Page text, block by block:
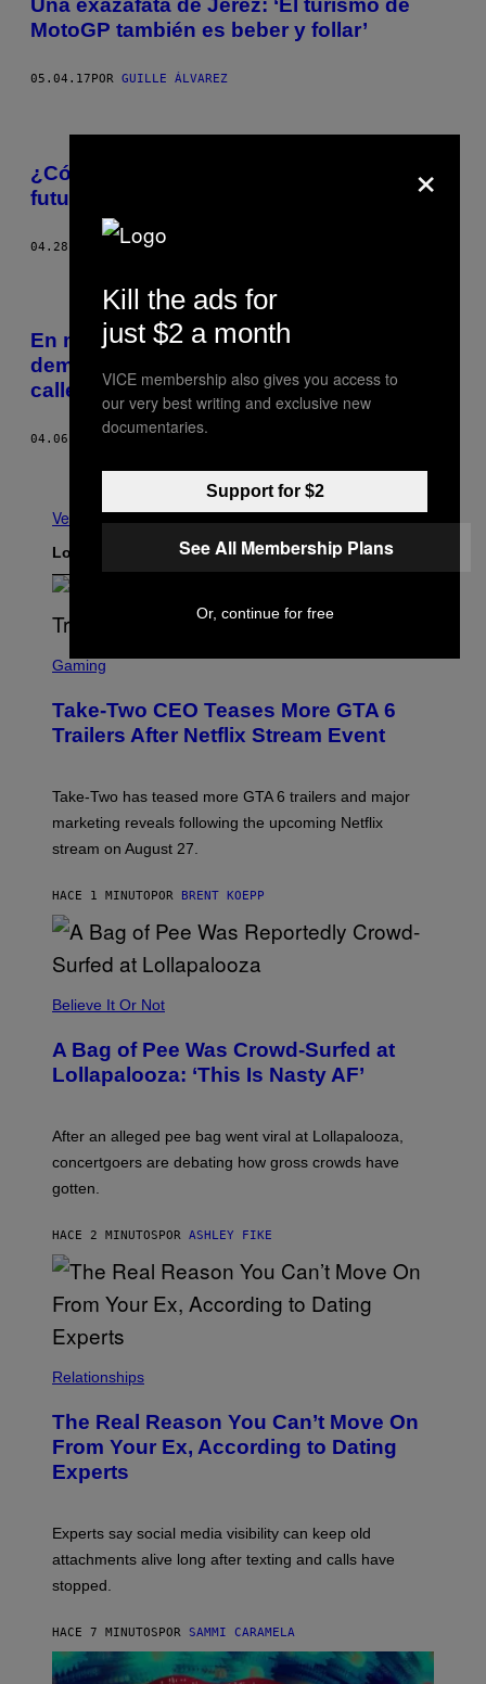
Una exazafata de Jerez: ‘El turismo de
MotoGP también es beber y follar’
05.04.17 POR GUILLE ÁLVAREZ
¿Cómo serán los coches de Fórmula 1 del
futuro?
04.28.17 PORCÉSAR GONZÁLEZ GÓMEZ
En mocasines y calcetines, Ayrton Senna
demuestra cómo se maneja un auto de
calle
04.06.17
Más antiguo
Ver todo
Lo más reciente
C
N
S
T
R
C
S
A
G
A
E
Gaming
Take-Two CEO Teases More GTA 6
Trailers After Netflix Stream Event
Take-Two has teased more GTA 6 trailers and major
marketing reveals following the upcoming Netflix
stream on August 27.
HACE 1 MINUTO POR BRENT KOEPP
Believe It Or Not
A Bag of Pee Was Crowd-Surfed at
Lollapalooza: ‘This Is Nasty AF’
After an alleged pee bag went viral at Lollapalooza,
concertgoers are debating how gross crowds have
gotten.
HACE 2 MINUTOS POR ASHLEY FIKE
Relationships
The Real Reason You Can’t Move On
From Your Ex, According to Dating
Experts
Experts say social media visibility can keep old
attachments alive long after texting and calls have
stopped.
HACE 7 MINUTOS POR SAMMI CARAMELA
×
Kill the ads for
just $2 a month
VICE membership also gives you access to
our very best writing and exclusive new
documentaries.
Support for $2
See All Membership Plans
Or, continue for free